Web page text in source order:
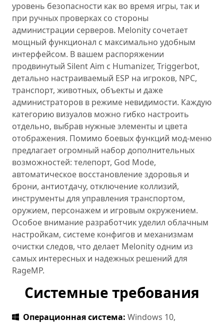
уровень безопасности как во время игры, так и
при ручных проверках со стороны
администрации серверов. Melonity сочетает
мощный функционал с максимально удобным
интерфейсом. В вашем распоряжении
продвинутый Silent Aim с Humanizer, Triggerbot,
детально настраиваемый ESP на игроков, NPC,
транспорт, животных, объекты и даже
администраторов в режиме невидимости. Каждую
категорию визуалов можно гибко настроить
отдельно, выбрав нужные элементы и цвета
отображения. Помимо боевых функций мод-меню
предлагает огромный набор дополнительных
возможностей: телепорт, God Mode,
автоматическое восстановление здоровья и
брони, антиотдачу, отключение коллизий,
инструменты для управления транспортом,
оружием, персонажем и игровым окружением.
Особое внимание разработчик уделил облачным
настройкам, системе конфигов и механизмам
очистки следов, что делает Melonity одним из
самых интересных и надежных решений для
RageMP.
Системные требования
Операционная система: Windows 10,